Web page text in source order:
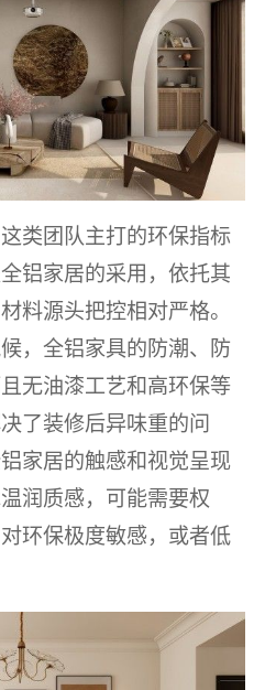
类团队主打的环保指标
铝家居的采用，依托其
料源头把控相对严格。
，全铝家具的防潮、防
无油漆工艺和高环保等
了装修后异味重的问
家居的触感和视觉呈现
润质感，可能需要权
环保极度敏感，或者低